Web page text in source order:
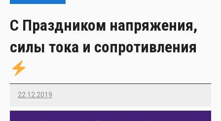
С Праздником напряжения,
силы тока и сопротивления
22.12.2019
Imatvey